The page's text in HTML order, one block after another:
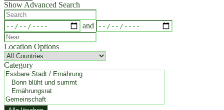
Show Advanced Search
Search
Dates
and
Near...
Location Options
Country
Category
Category